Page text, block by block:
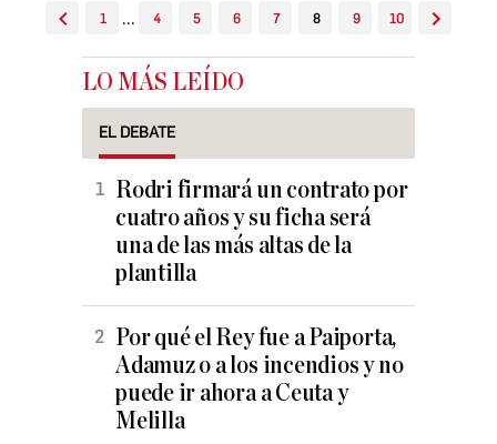
1 ... 4 5 6 7 8 9 10
LO MÁS LEÍDO
EL DEBATE
Rodri firmará un contrato por
cuatro años y su ficha será
una de las más altas de la
plantilla
Por qué el Rey fue a Paiporta,
Adamuz o a los incendios y no
puede ir ahora a Ceuta y
Melilla